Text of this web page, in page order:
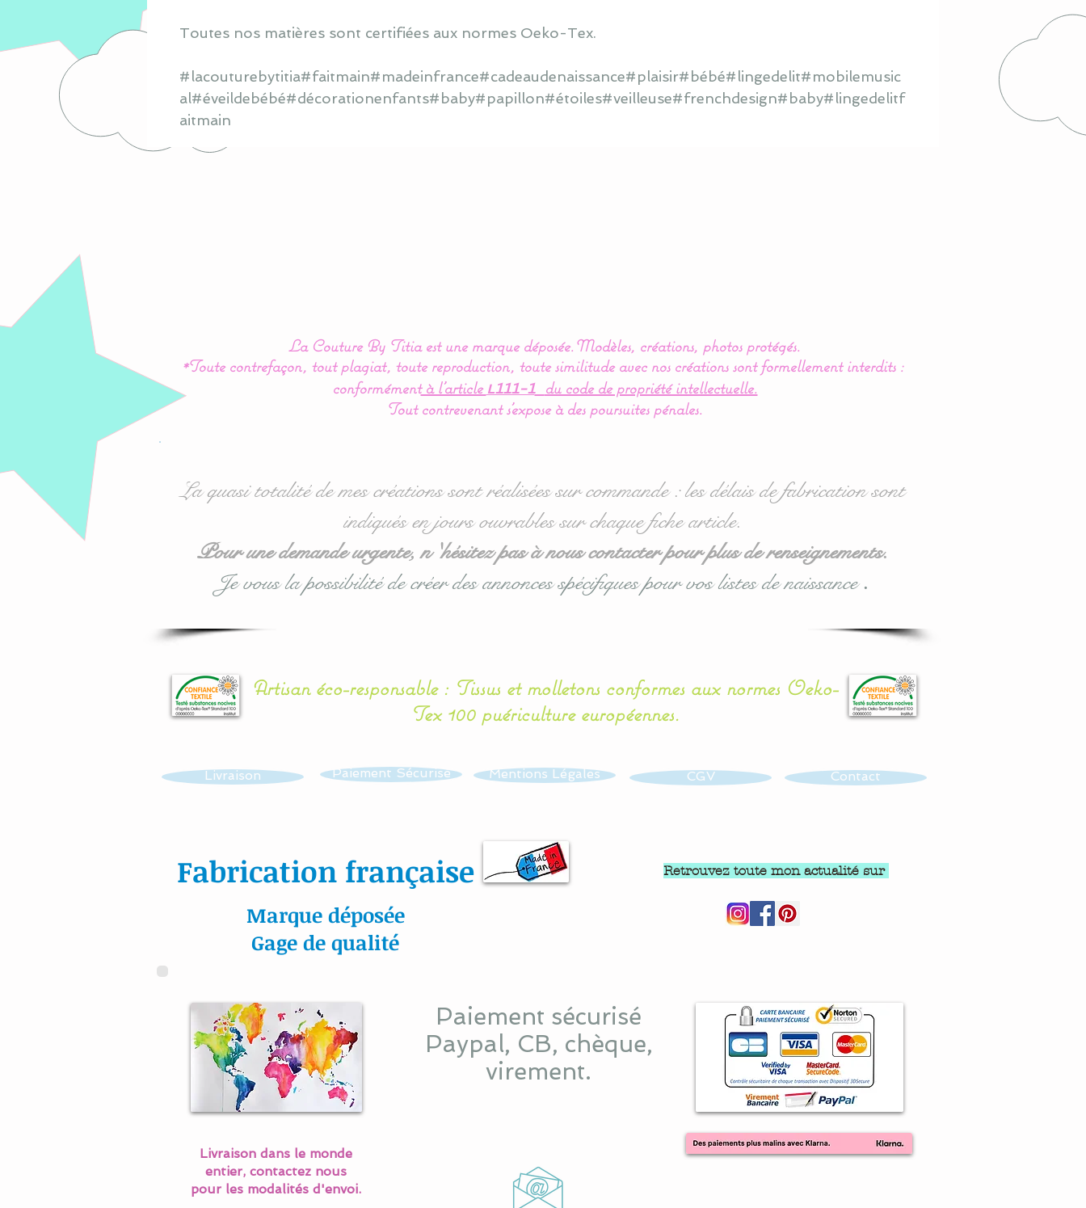
Toutes nos matières sont certifiées aux normes Oeko-Tex.
#lacouturebytitia#faitmain#madeinfrance#cadeaudenaissance#plaisir#bébé#lingedelit#mobilemusic
al#éveildebébé#décorationenfants#baby#papillon#étoiles#veilleuse#frenchdesign#baby#lingedelitf
aitmain
La Couture By Titia est une marque déposée. Modèles, créations, photos protégés.
*Toute contrefaçon, tout plagiat, toute reproduction, toute similitude avec nos créations sont formellement interdits :
conformémentà l’article L111-1
du code de propriété intellectuelle.
Tout contrevenant s'expose à des poursuites pénales.
La quasi totalité de mes créations sont réalisées sur commande : les délais de fabrication sont
indiqués en jours ouvrables sur chaque fiche article.
Pour une demande urgente, n 'hésitez pas à nous contacter pour plus de renseignements.
Je vous la possibilité de créer des annonces spécifiques pour vos listes de naissance.
Artisan éco-responsable : Tissus et molletons conformes aux normes Oeko-
Tex 100 puériculture européennes.
Livraison Paiement Sécurisé Mentions Légales
Fabrication française
Marque déposée
Gage de qualité
CGV Contact
Retrouvez toute mon actualité sur
Livraison dans le monde
entier, contactez nous
pour les modalités d'envoi.
Paiement sécurisé
Paypal, CB, chèque,
virement.